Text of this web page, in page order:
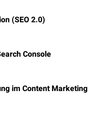
(SEO 2.0)
Console
im Content Marketing